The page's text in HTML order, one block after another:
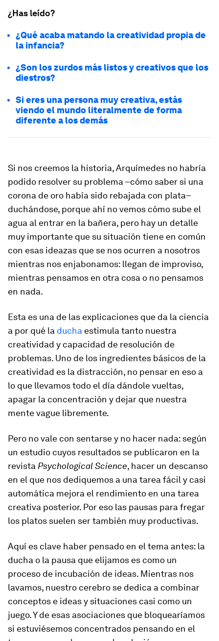
¿Has leído?
¿Qué acaba matando la creatividad propia de
la infancia?
¿Son los zurdos más listos y creativos que los
diestros?
Si eres una persona muy creativa, estás
viendo el mundo literalmente de forma
diferente a los demás
Si nos creemos la historia, Arquímedes no habría
podido resolver su problema –cómo saber si una
corona de oro había sido rebajada con plata–
duchándose, porque ahí no vemos cómo sube el
agua al entrar en la bañera, pero hay un detalle
muy importante que su situación tiene en común
con esas ideazas que se nos ocurren a nosotros
mientras nos enjabonamos: llegan de improviso,
mientras pensamos en otra cosa o no pensamos
en nada.
Esta es una de las explicaciones que da la ciencia
a por qué la ducha estimula tanto nuestra
creatividad y capacidad de resolución de
problemas. Uno de los ingredientes básicos de la
creatividad es la distracción, no pensar en eso a
lo que llevamos todo el día dándole vueltas,
apagar la concentración y dejar que nuestra
mente vague libremente.
Pero no vale con sentarse y no hacer nada: según
un estudio cuyos resultados se publicaron en la
revista Psychological Science, hacer un descanso
en el que nos dediquemos a una tarea fácil y casi
automática mejora el rendimiento en una tarea
creativa posterior. Por eso las pausas para fregar
los platos suelen ser también muy productivas.
Aquí es clave haber pensado en el tema antes: la
ducha o la pausa que elijamos es como un
proceso de incubación de ideas. Mientras nos
lavamos, nuestro cerebro se dedica a combinar
conceptos e ideas y situaciones casi como un
juego. Y de esas asociaciones que bloquearíamos
si estuviésemos concentrados pensando en el